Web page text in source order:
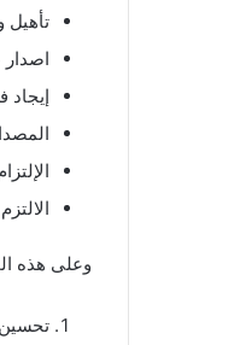
وعلى هذه
تحسين